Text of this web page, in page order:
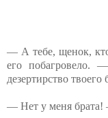
— А тебе, щенок,
его побагровело.
дезертирство твоего
— Нет у меня брата!